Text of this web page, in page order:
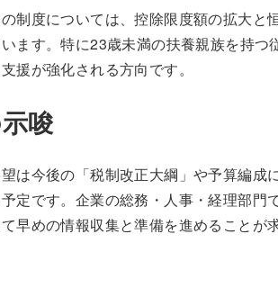
制度については、控除限度額の拡大と
ます。特に23歳未満の扶養親族を持つ
援が強化される方向です。
唆
は今後の「税制改正大綱」や予算編成
定です。企業の総務・人事・経理部門
早めの情報収集と準備を進めることが